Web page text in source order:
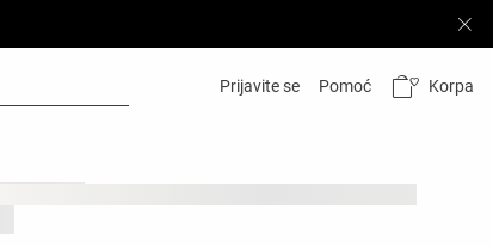
Prijavite se Pomoć Korpa